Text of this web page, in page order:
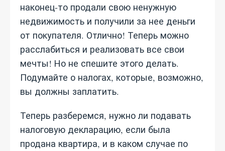
наконец-то продали свою ненужную
недвижимость и получили за нее деньги
от покупателя. Отлично! Теперь можно
расслабиться и реализовать все свои
мечты! Но не спешите этого делать.
Подумайте о налогах, которые, возможно,
вы должны заплатить.
Теперь разберемся, нужно ли подавать
налоговую декларацию, если была
продана квартира, и в каком случае по